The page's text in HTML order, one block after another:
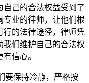
己的合法权益受到了
业的律师，让他们根
行的法律途径，律师凭
们维护自己的合法权
信心。
要保持冷静，严格按